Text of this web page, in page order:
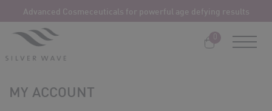
content
Advanced Cosmeceuticals for powerful age defying results
0
MY ACCOUNT